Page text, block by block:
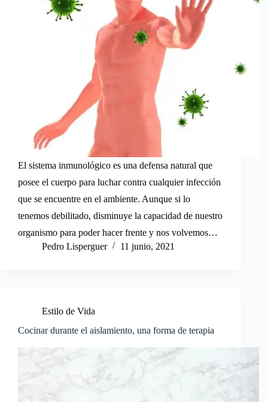
El sistema inmunológico es una defensa natural que
posee el cuerpo para luchar contra cualquier infección
que se encuentre en el ambiente. Aunque si lo
tenemos debilitado, disminuye la capacidad de nuestro
organismo para poder hacer frente y nos volvemos…
Pedro Lisperguer
11 junio, 2021
Estilo de Vida
Cocinar durante el aislamiento, una forma de terapia